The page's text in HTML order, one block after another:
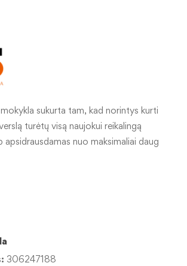
sukurta tam, kad norintys kurti
turėtų visą naujokui reikalingą
nuo maksimaliai daug
306247188